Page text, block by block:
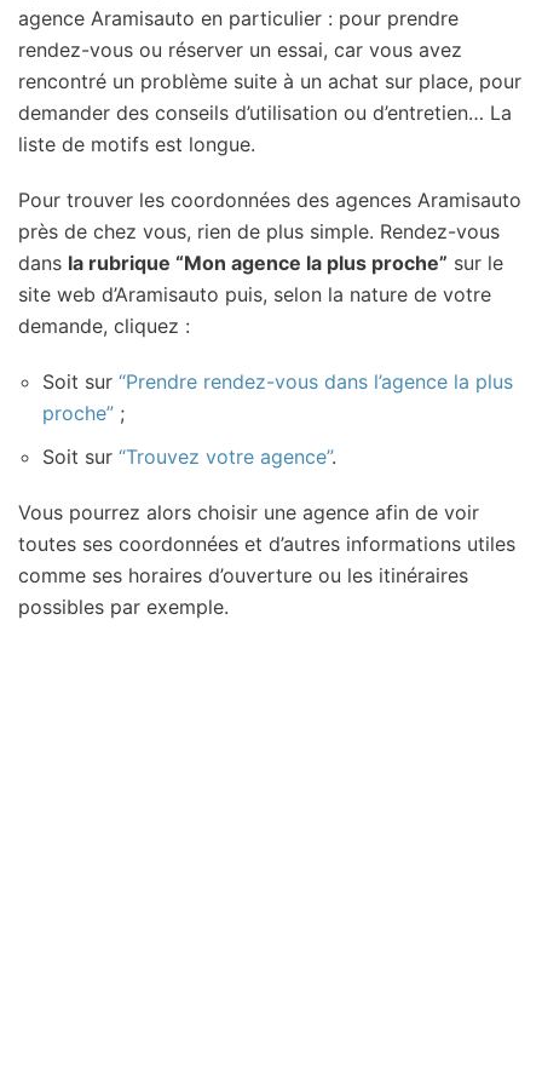
agence Aramisauto en particulier : pour prendre
rendez-vous ou réserver un essai, car vous avez
rencontré un problème suite à un achat sur place, pour
demander des conseils d’utilisation ou d’entretien… La
liste de motifs est longue.
Pour trouver les coordonnées des agences Aramisauto
près de chez vous, rien de plus simple. Rendez-vous
dans la rubrique “Mon agence la plus proche” sur le
site web d’Aramisauto puis, selon la nature de votre
demande, cliquez :
Soit sur “Prendre rendez-vous dans l’agence la plus
proche” ;
Soit sur “Trouvez votre agence”.
Vous pourrez alors choisir une agence afin de voir
toutes ses coordonnées et d’autres informations utiles
comme ses horaires d’ouverture ou les itinéraires
possibles par exemple.